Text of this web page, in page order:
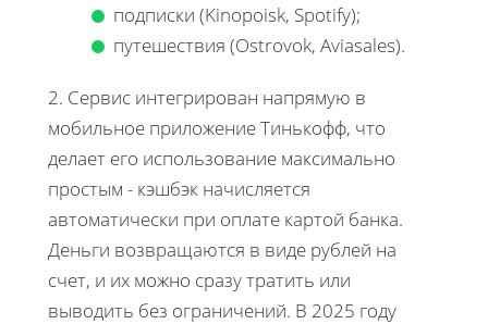
подписки (Kinopoisk, Spotify);
путешествия (Ostrovok, Aviasales).
2. Сервис интегрирован напрямую в
мобильное приложение Тинькофф, что
делает его использование максимально
простым - кэшбэк начисляется
автоматически при оплате картой банка.
Деньги возвращаются в виде рублей на
счет, и их можно сразу тратить или
выводить без ограничений. В 2025 году